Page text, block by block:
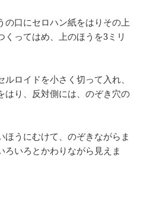
の口にセロハン紙をはりその上
くってはめ、上のほうを3ミリ
ロイドを小さく切って入れ、
はり、反対側には、のぞき穴の
ほうにむけて、のぞきながらま
ろいろとかわりながら見えま